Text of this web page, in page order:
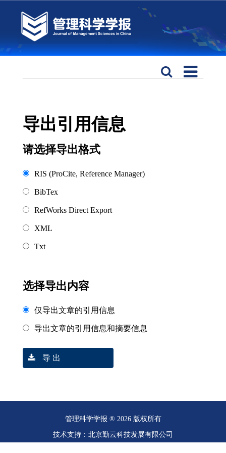
导出引用信息
请选择导出格式
RIS (ProCite, Reference Manager)
BibTex
RefWorks Direct Export
XML
Txt
选择导出内容
仅导出文章的引用信息
导出文章的引用信息和摘要信息
导 出
管理科学学报 ® 2026 版权所有
技术支持：北京勤云科技发展有限公司